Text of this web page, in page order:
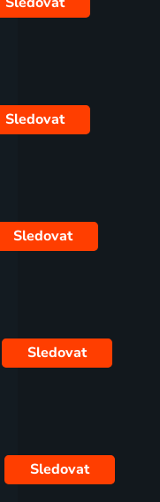
Sledovat
Sledovat
Sledovat
Sledovat